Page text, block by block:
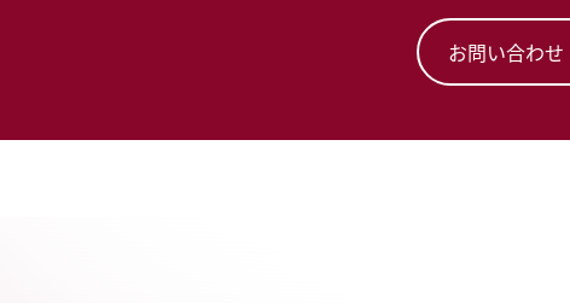
お問い合わせ